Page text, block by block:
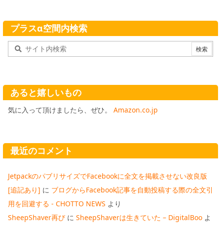
プラスα空間内検索
あると嬉しいもの
気に入って頂けましたら、ぜひ。 Amazon.co.jp
最近のコメント
JetpackのパブリサイズでFacebookに全文を掲載させない改良版
[追記あり] に ブログからFacebook記事を自動投稿する際の全文引
用を回避する - CHOTTO NEWS より
SheepShaver再び に SheepShaverは生きていた – DigitalBoo よ